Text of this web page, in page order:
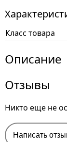
Класс товара
Описание
Отзывы
Никто еще не
Написать